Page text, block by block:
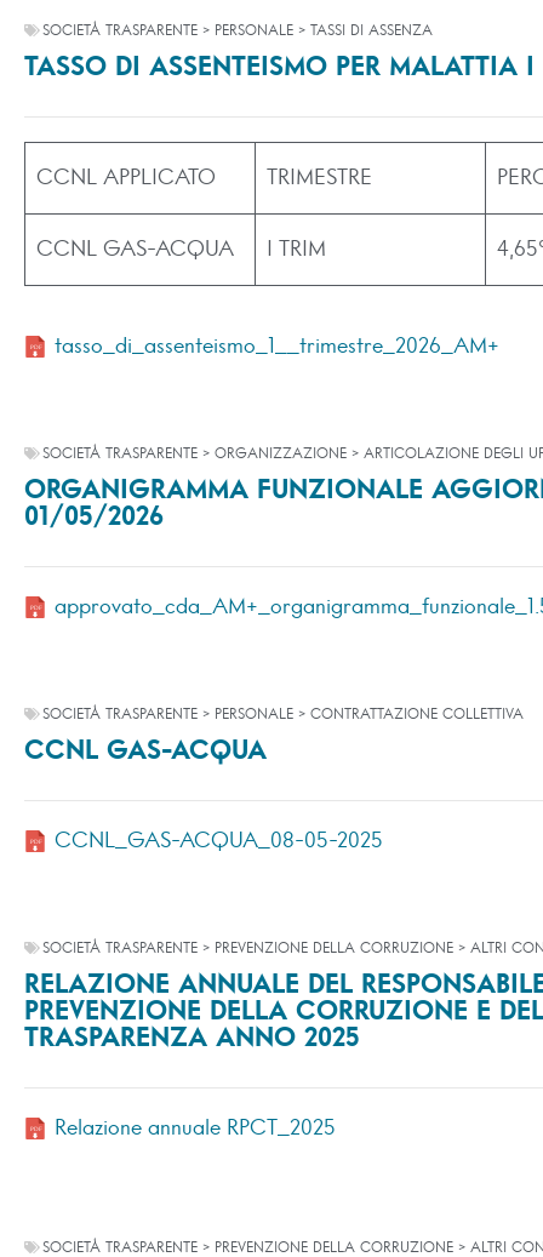
SOCIETÀ TRASPARENTE > PERSONALE > TASSI DI ASSENZA
TASSO DI ASSENTEISMO PER MALATTIA
CCNL APPLICATO TRIMESTRE
CCNL GAS-ACQUA I TRIM
tasso_di_assenteismo_1__trimestre_2026_AM+
SOCIETÀ TRASPARENTE > ORGANIZZAZIONE > ARTICOLAZIONE DEGLI
ORGANIGRAMMA FUNZIONALE
01/05/2026
SOCIETÀ TRASPARENTE > PERSONALE > CONTRATTAZIONE COLLETTIVA
CCNL GAS-ACQUA
CCNL_GAS-ACQUA_08-05-2025
SOCIETÀ TRASPARENTE > PREVENZIONE DELLA CORRUZIONE > ALTRI
RELAZIONE ANNUALE DEL
PREVENZIONE DELLA CORRUZIONE E
TRASPARENZA ANNO 2025
Relazione annuale RPCT_2025
SOCIETÀ TRASPARENTE > PREVENZIONE DELLA CORRUZIONE > ALTRI